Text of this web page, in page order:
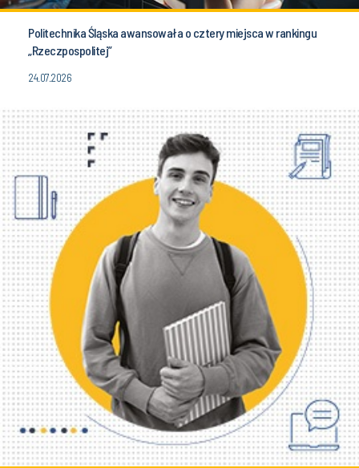
Politechnika Śląska awansowała o cztery miejsca w rankingu
„Rzeczpospolitej”
24.07.2026